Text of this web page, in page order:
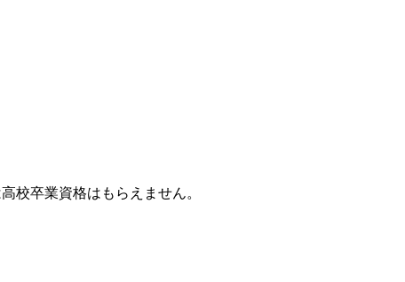
校卒業資格はもらえません。